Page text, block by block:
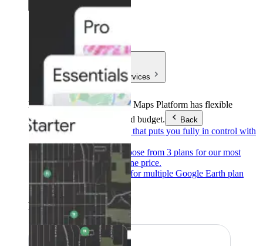
Precios
Products & Services
Products & ServicesGoogle Maps Platform has flexible
pricing to meet any need and budget.
Back
Pay as you go
Pricing that puts you fully in control with
our products.
Subscribe to saveChoose from 3 plans for our most
popular products at one price.
Google Earth
Pricing for multiple Google Earth plan
levels.
Featured